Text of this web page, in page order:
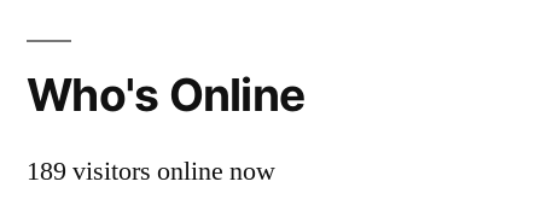
Who's Online
189 visitors online now